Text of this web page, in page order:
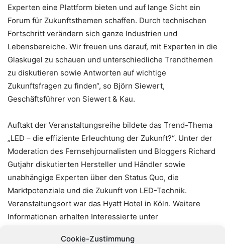
Cookie-Zustimmung
Experten eine Plattform bieten und auf lange Sicht ein
Forum für Zukunftsthemen schaffen. Durch technischen
Fortschritt verändern sich ganze Industrien und
Lebensbereiche. Wir freuen uns darauf, mit Experten in die
Glaskugel zu schauen und unterschiedliche Trendthemen
zu diskutieren sowie Antworten auf wichtige
Zukunftsfragen zu finden“, so Björn Siewert,
Geschäftsführer von Siewert & Kau.
Auftakt der Veranstaltungsreihe bildete das Trend-Thema
„LED – die effiziente Erleuchtung der Zukunft?“. Unter der
Moderation des Fernsehjournalisten und Bloggers Richard
Gutjahr diskutierten Hersteller und Händler sowie
unabhängige Experten über den Status Quo, die
Marktpotenziale und die Zukunft von LED-Technik.
Veranstaltungsort war das Hyatt Hotel in Köln. Weitere
Informationen erhalten Interessierte unter